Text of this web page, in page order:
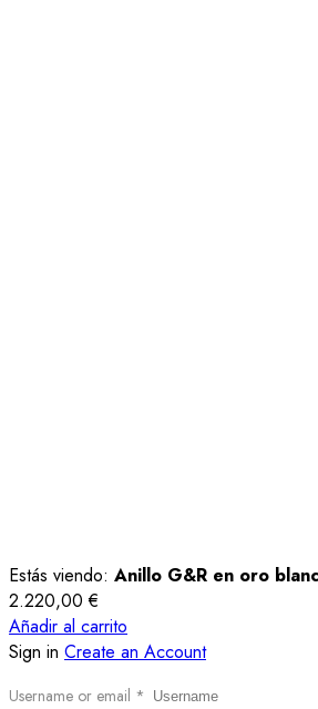
Estás viendo: Anillo G&R en oro
2.220,00€
Añadir al carrito
Sign in Create an Account
Username or email *